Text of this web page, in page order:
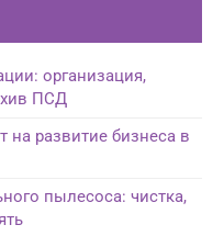
организация,
ПСД
на развитие бизнеса в
пылесоса: чистка,